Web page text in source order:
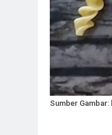
Sumber